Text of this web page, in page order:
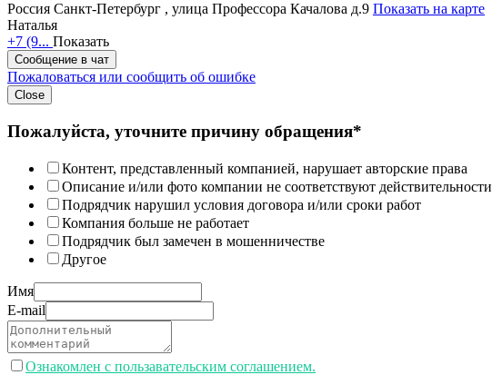
Россия Санкт-Петербург , улица Профессора Качалова д.9 Показать на карте
Наталья
+7 (9... Показать
Сообщение в чат
Пожаловаться или сообщить об ошибке
Close
Пожалуйста, уточните причину обращения*
Контент, представленный компанией, нарушает авторские права
Описание и/или фото компании не соответствуют действительности
Подрядчик нарушил условия договора и/или сроки работ
Компания больше не работает
Подрядчик был замечен в мошенничестве
Другое
Имя
E-mail
Ознакомлен с пользавательским соглашением.